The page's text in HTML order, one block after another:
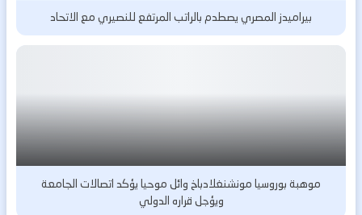
بيراميدز المصري يصطدم بالراتب المرتفع للنصيري مع الاتحاد
موهبة بوروسيا مونشنغلادباخ وائل موحيا يؤكد اتصالات الجامعة
ويؤجل قراره الدولي